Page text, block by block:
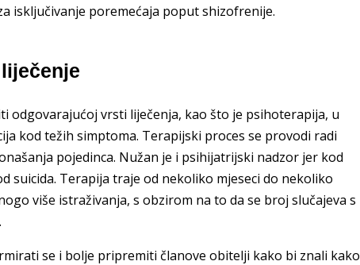
isključivanje poremećaja poput shizofrenije.
vrsti liječenja, kao što je psihoterapija, u
kod težih simptoma. Terapijski proces se provodi radi
pojedinca. Nužan je i psihijatrijski nadzor jer kod
suicida. Terapija traje od nekoliko mjeseci do nekoliko
više istraživanja, s obzirom na to da se broj slučajeva s
se i bolje pripremiti članove obitelji kako bi znali kako